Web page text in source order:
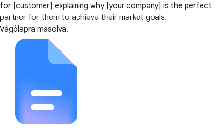
for [customer] explaining why [your company] is the perfect
partner for them to achieve their market goals.
Vágólapra másolva.